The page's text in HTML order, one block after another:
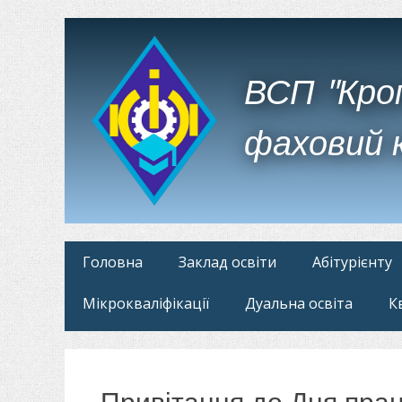
ВСП
фаховий
Головне
Перейти
Головна Заклад освіти Абітурієнту
Мікрокваліфікації Дуальна освіта